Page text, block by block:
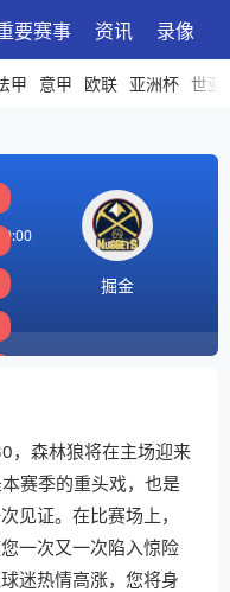
要赛事 资讯 录像
甲 意甲 欧联 亚洲杯 世亚
掘金
，森林狼将在主场迎来
赛季的重头戏，也是
见证。在比赛场上，
一次又一次陷入惊险
迷热情高涨，您将身